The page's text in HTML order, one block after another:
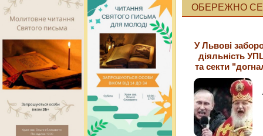
ОБЕРЕЖНО
У Львові
діяльність
та секти